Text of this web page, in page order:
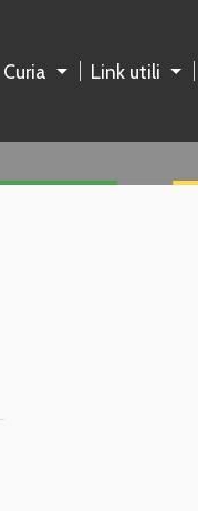
Curia Link utili